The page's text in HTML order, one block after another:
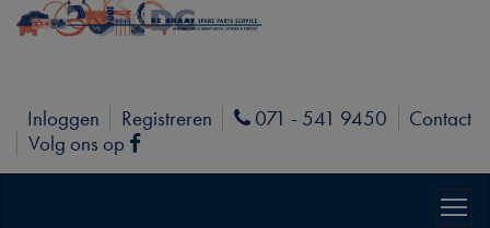
Inloggen Registreren Phone
071 - 541 9450
Contact
Volg ons op
Facebook